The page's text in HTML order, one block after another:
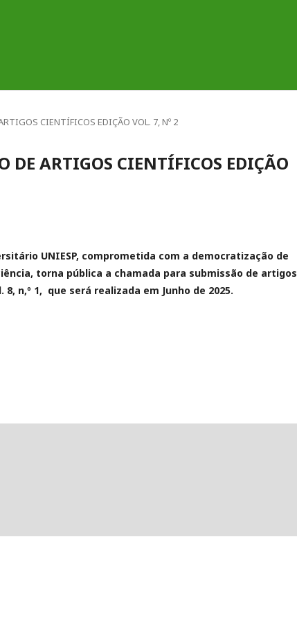
CIENTÍFICOS EDIÇÃO VOL. 7, Nº 2
DE ARTIGOS CIENTÍFICOS EDIÇÃO
UNIESP, comprometida com a democratização de
torna pública a chamada para submissão de artigos
n,º 1, que será realizada em Junho de 2025.